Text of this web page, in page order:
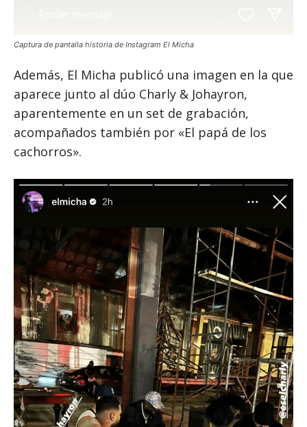
Captura de pantalla historia de Instagram El Micha
Además, El Micha publicó una imagen en la que
aparece junto al dúo Charly & Johayron,
aparentemente en un set de grabación,
acompañados también por «El papá de los
cachorros».